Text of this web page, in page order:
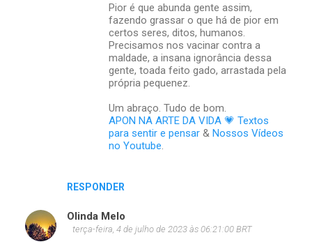
RESPONDER
Pior é que abunda gente assim,
fazendo grassar o que há de pior em
certos seres, ditos, humanos.
Precisamos nos vacinar contra a
maldade, a insana ignorância dessa
gente, toada feito gado, arrastada pela
própria pequenez.
Um abraço. Tudo de bom.
APON NA ARTE DA VIDA 💗 Textos
para sentir e pensar & Nossos Vídeos
no Youtube
Olinda Melo
terça-feira, 4 de julho de 2023 às 06:21:00 BRT